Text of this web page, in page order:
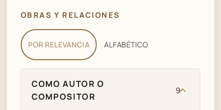
04 MANO MORA
OBRAS Y RELACIONES
POR RELEVANCIA ALFABÉTICO
COMO AUTOR O
COMPOSITOR
9